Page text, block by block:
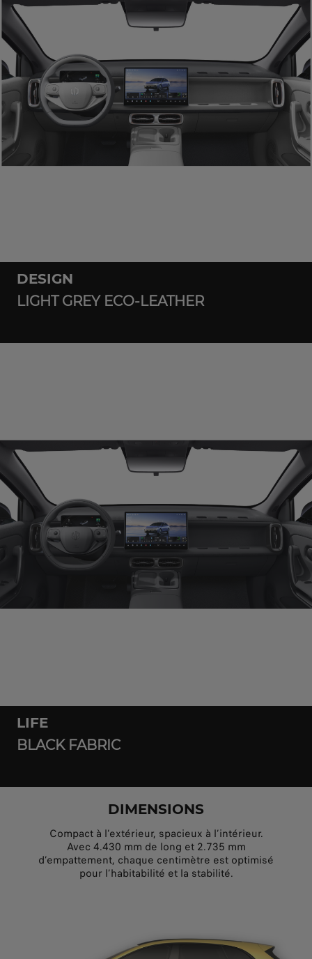
DESIGN
LIGHT GREY ECO-LEATHER
LIFE
BLACK FABRIC
DIMENSIONS
Compact à l’extérieur, spacieux à l’intérieur.
Avec 4.430 mm de long et 2.735 mm
d’empattement, chaque centimètre est optimisé
pour l’habitabilité et la stabilité.